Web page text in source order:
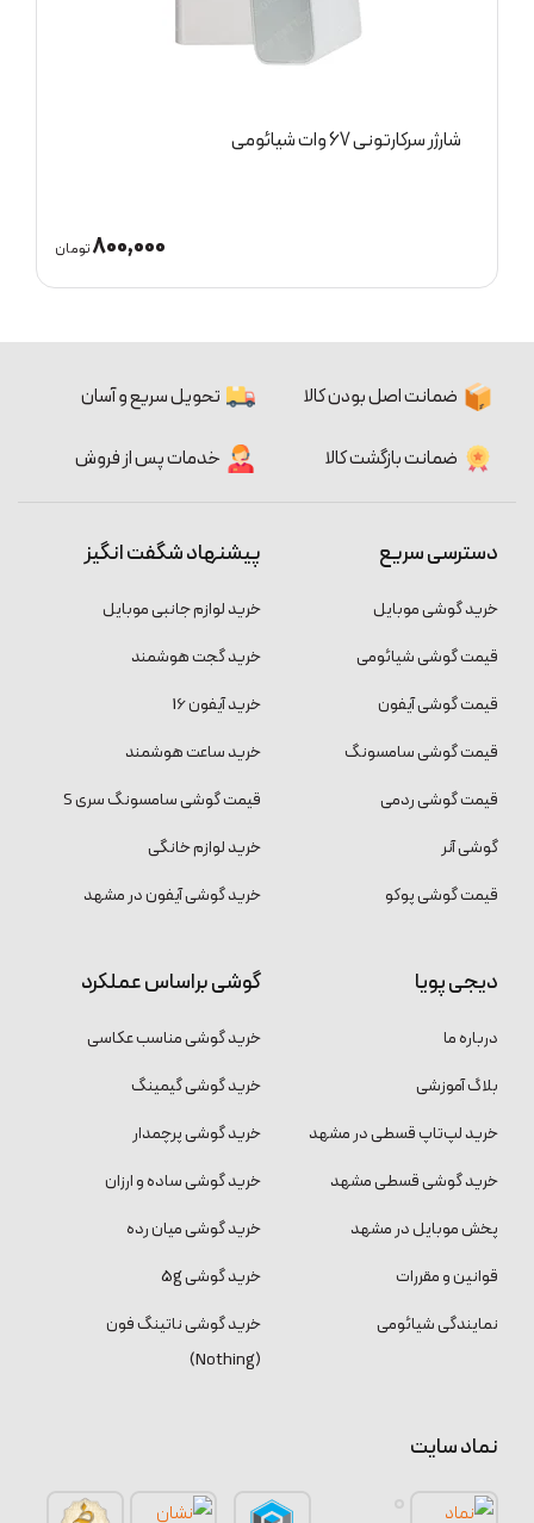
شارژر بی سیم 15 وات و پایه نگهدارنده انکر مدل
4,200,000
ضمانت اصل بودن کالا تحویل سریع و آسان
ضمانت بازگشت کالا خدمات پس از فروش
دسترسی سریع
خرید گوشی موبایل
قیمت گوشی شیائومی
قیمت گوشی آیفون
قیمت گوشی سامسونگ
قیمت گوشی ردمی
گوشی آنر
قیمت گوشی پوکو
پیشنهاد شگفت انگیز
خرید لوازم جانبی موبایل
خرید گجت هوشمند
خرید آیفون 16
خرید ساعت هوشمند
قیمت گوشی سامسونگ سری S
خرید لوازم خانگی
خرید گوشی آیفون در مشهد
دیجی پویا
درباره ما
بلاگ آموزشی
خرید لپ‌تاپ قسطی در مشهد
خرید گوشی قسطی مشهد
پخش موبایل در مشهد
قوانین و مقررات
نمایندگی شیائومی
گوشی براساس عملکرد
خرید گوشی مناسب عکاسی
خرید گوشی گیمینگ
خرید گوشی پرچمدار
خرید گوشی ساده و ارزان
خرید گوشی میان رده
خرید گوشی 5g
خرید گوشی ناتینگ فون
(Nothing)
نماد سایت